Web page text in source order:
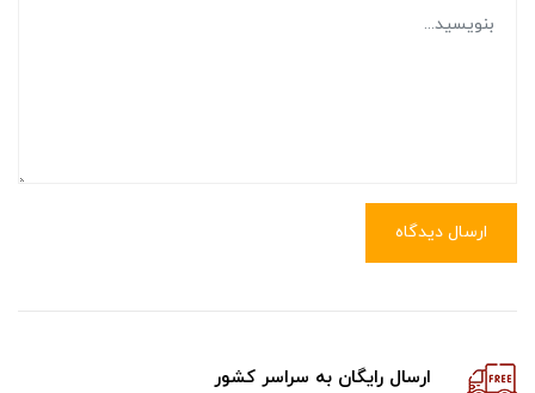
ارسال دیدگاه
ارسال رایگان به سراسر کشور